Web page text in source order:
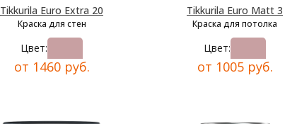
Tikkurila Euro Extra 20
Краска для стен
Цвет:
от 1460 руб.
Tikkurila Euro Matt 3
Краска для потолка
Цвет:
от 1005 руб.